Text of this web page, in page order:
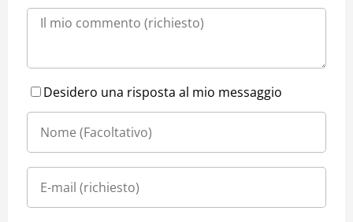
Desidero una risposta al mio messaggio